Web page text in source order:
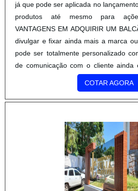
já que pode ser aplicada no
produtos até mesmo para
VANTAGENS EM ADQUIRIR UM
divulgar e fixar ainda mais a marca
pode ser totalmente personalizado
de comunicação com o cliente ainda
uma grande variedade de
destacam:Aumento da lembrança
degustar o produto;Facilita o trabalho
balcão ainda é capaz de atrair mais
modo que instigue a curiosidade,
para obter mais informações sobre o
COMPRA DO BALCÃO PDVTodos os
PDV têm um sistema de montagem
Até quem nunca teve contato com
COTAR AGORA